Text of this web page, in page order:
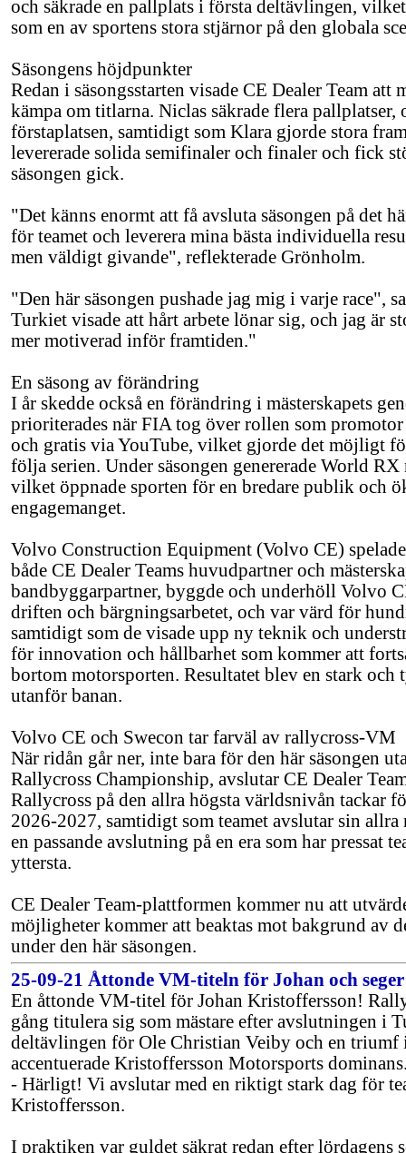
och säkrade en pallplats i första deltävlingen,
som en av sportens stora stjärnor på den globala
Säsongens höjdpunkter
Redan i säsongsstarten visade CE Dealer Team att
kämpa om titlarna. Niclas säkrade flera pallplatser,
förstaplatsen, samtidigt som Klara gjorde stora
levererade solida semifinaler och finaler och fick
säsongen gick.
"Det känns enormt att få avsluta säsongen på det
för teamet och leverera mina bästa individuella
men väldigt givande", reflekterade Grönholm.
"Den här säsongen pushade jag mig i varje race",
Turkiet visade att hårt arbete lönar sig, och jag är
mer motiverad inför framtiden."
En säsong av förändring
I år skedde också en förändring i mästerskapets
prioriterades när FIA tog över rollen som promotor
och gratis via YouTube, vilket gjorde det möjligt
följa serien. Under säsongen genererade World
vilket öppnade sporten för en bredare publik och
engagemanget.
Volvo Construction Equipment (Volvo CE)
både CE Dealer Teams huvudpartner och
bandbyggarpartner, byggde och underhöll Volvo
driften och bärgningsarbetet, och var värd för
samtidigt som de visade upp ny teknik och
för innovation och hållbarhet som kommer att
bortom motorsporten. Resultatet blev en stark och
utanför banan.
Volvo CE och Swecon tar farväl av rallycross-VM
När ridån går ner, inte bara för den här säsongen
Rallycross Championship, avslutar CE Dealer
Rallycross på den allra högsta världsnivån tackar
2026-2027, samtidigt som teamet avslutar sin allra
en passande avslutning på en era som har pressat
yttersta.
CE Dealer Team-plattformen kommer nu att
möjligheter kommer att beaktas mot bakgrund av
under den här säsongen.
25-09-21 Åttonde VM-titeln för Johan och
En åttonde VM-titel för Johan Kristoffersson!
gång titulera sig som mästare efter avslutningen i
deltävlingen för Ole Christian Veiby och en triumf
accentuerade Kristoffersson Motorsports
- Härligt! Vi avslutar med en riktigt stark dag för
Kristoffersson.
I praktiken var guldet säkrat redan efter lördagens